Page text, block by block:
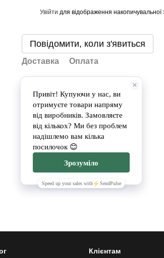
Увійти для відображення накопичувальної
Повідомити, коли з'явиться
Доставка Оплата
Клієнтам